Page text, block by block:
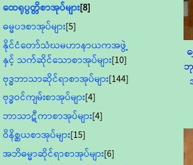
ထေရုပ္ပတ္တိစာအုပ်များ[8]
ဓမ္မပဒစာအုပ်များ[5]
နိုင်ငံတော်သံဃမဟာနာယကအဖွဲ့
နှင့် သက်ဆိုင်သောစာအုပ်များ[10]
ဗုဒ္ဓဘာသာဆိုင်ရာစာအုပ်များ[144]
ဗုဒ္ဓဝင်ကျမ်းစာအုပ်များ[4]
ဘာသာဋီကာစာအုပ်များ[4]
ဝိနိစ္ဆယစာအုပ်များ[15]
အဘိဓမ္မာဆိုင်ရာစာအုပ်များ[6]
ဘု